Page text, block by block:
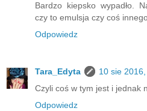
Bardzo kiepsko wypadło.
czy to emulsja czy coś
Odpowiedz
Tara_Edyta
10 sie
Czyli coś w tym jest i jednak
Odpowiedz